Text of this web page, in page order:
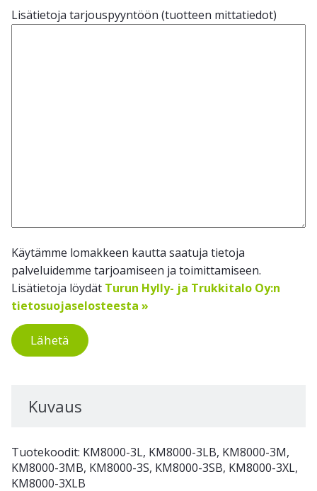
Lisätietoja tarjouspyyntöön (tuotteen mittatiedot)
Käytämme lomakkeen kautta saatuja tietoja
palveluidemme tarjoamiseen ja toimittamiseen.
Lisätietoja löydät Turun Hylly- ja Trukkitalo Oy:n
tietosuojaselosteesta »
Lähetä
Kuvaus
Tuotekoodit: KM8000-3L, KM8000-3LB, KM8000-3M,
KM8000-3MB, KM8000-3S, KM8000-3SB, KM8000-3XL,
KM8000-3XLB